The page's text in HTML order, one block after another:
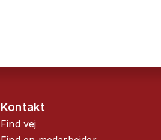
Kontakt
Find vej